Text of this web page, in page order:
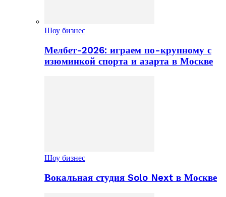
Шоу бизнес
Мелбет-2026: играем по-крупному с
изюминкой спорта и азарта в Москве
Шоу бизнес
Вокальная студия Solo Next в Москве